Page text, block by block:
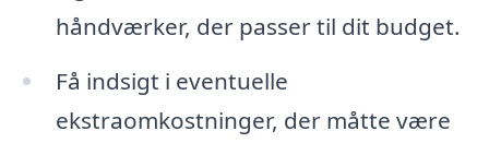
håndværker, der passer til dit budget.
Få indsigt i eventuelle
ekstraomkostninger, der måtte være